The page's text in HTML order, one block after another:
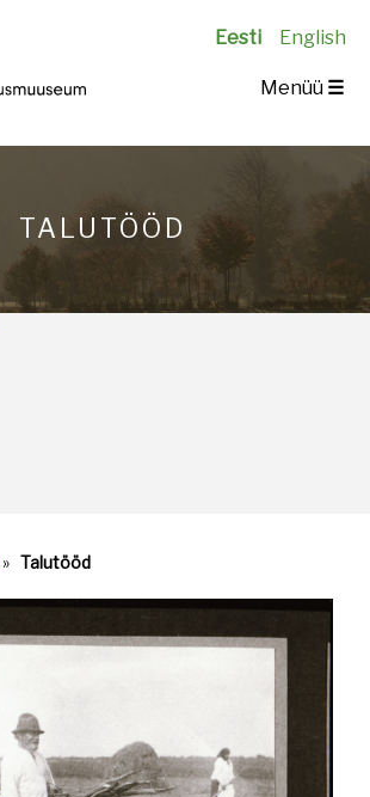
Eesti English
Menüü ☰
TALUTÖÖD
» Talutööd